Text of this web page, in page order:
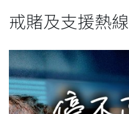
戒賭及支援熱線